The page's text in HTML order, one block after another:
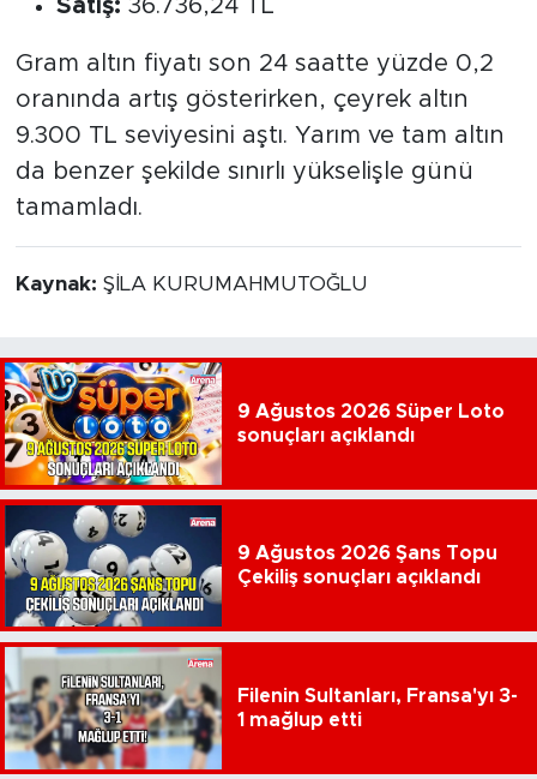
Satış: 36.736,24 TL
Gram altın fiyatı son 24 saatte yüzde 0,2
oranında artış gösterirken, çeyrek altın
9.300 TL seviyesini aştı. Yarım ve tam altın
da benzer şekilde sınırlı yükselişle günü
tamamladı.
Kaynak: ŞİLA KURUMAHMUTOĞLU
9 Ağustos 2026 Süper Loto
sonuçları açıklandı
9 Ağustos 2026 Şans Topu
Çekiliş sonuçları açıklandı
Filenin Sultanları, Fransa'yı 3-
1 mağlup etti